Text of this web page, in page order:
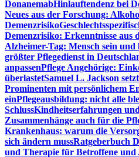
DonanemabHinlauftendenz bei
Neues aus der Forschung:
Demenzrisiko
Demenzrisiko: Erkenntnisse aus
Alzheimer-Tag: Mensch sein und
größter Pflegedienst in
anpassenPflege Angehörige:
überlastetSamuel L. Jackson
Prominenten mit persönlichem
einPflegeausbildung: nicht alle
SchlussKindheitserfahrungen
Zusammenhänge auch für die
Krankenhaus: warum die
sich ändern mussRatgeberbuch
und Therapie für Betroffene und